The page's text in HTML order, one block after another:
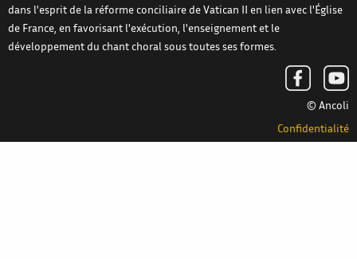
dans l'esprit de la réforme conciliaire de Vatican II en lien avec l'Église
de France, en favorisant l'exécution, l'enseignement et le
développement du chant choral sous toutes ses formes.
© Ancoli
Confidentialité